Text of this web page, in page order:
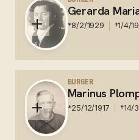
Gerarda
*8/2/1929 †1/4/
Nederland - Slachtoffer
BURGER
Marinus
*25/12/1917 †14/